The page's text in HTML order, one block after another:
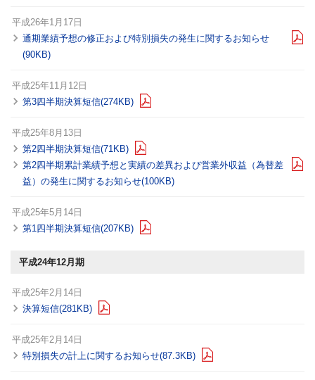
平成26年1月17日
通期業績予想の修正および特別損失の発生に関するお知らせ
(90KB)
平成25年11月12日
第3四半期決算短信(274KB)
平成25年8月13日
第2四半期決算短信(71KB)
第2四半期累計業績予想と実績の差異および営業外収益（為替差
益）の発生に関するお知らせ(100KB)
平成25年5月14日
第1四半期決算短信(207KB)
平成24年12月期
平成25年2月14日
決算短信(281KB)
平成25年2月14日
特別損失の計上に関するお知らせ(87.3KB)